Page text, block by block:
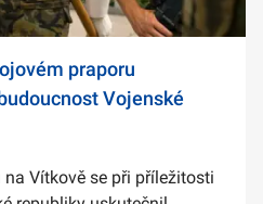
praporu
Vojenské
Vítkově se při příležitosti